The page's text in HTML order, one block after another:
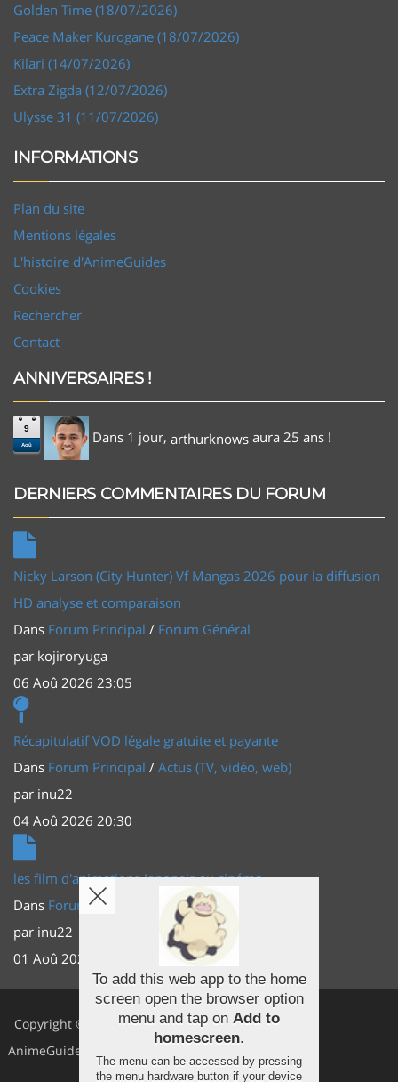
Golden Time (18/07/2026)
Peace Maker Kurogane (18/07/2026)
Kilari (14/07/2026)
Extra Zigda (12/07/2026)
Ulysse 31 (11/07/2026)
INFORMATIONS
Plan du site
Mentions légales
L'histoire d'AnimeGuides
Cookies
Rechercher
Contact
ANNIVERSAIRES !
9
Aoû Dans 1 jour, arthurknows aura 25 ans !
DERNIERS COMMENTAIRES DU FORUM
Nicky Larson (City Hunter) Vf Mangas 2026 pour la diffusion
HD analyse et comparaison
Dans Forum Principal / Forum Général
par kojiroryuga
06 Aoû 2026 23:05
Récapitulatif VOD légale gratuite et payante
Dans Forum Principal / Actus (TV, vidéo, web)
par inu22
04 Aoû 2026 20:30
les film d'animations Japonais au cinéma
Dans Forum Principal
Actus (TV, vidéo, web)
par inu22
01 Aoû 2026 20:56
Copyright ©
AnimeGuides
Facebook
Youtube
Twitter
To add this web app to the home
screen open the browser option
menu and tap on Add to
homescreen.
The menu can be accessed by pressing
the menu hardware button if your device